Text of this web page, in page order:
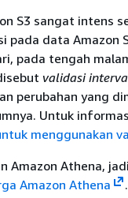
S3 sangat intens
pada data Amazon
pada tengah
validasi
perubahan yang
Untuk
menggunakan
Amazon Athena,
Amazon Athena .